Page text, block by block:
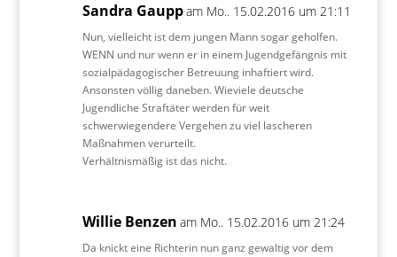
Sandra Gauppam Mo.. 15.02.2016 um 21:11
Nun, vielleicht ist dem jungen Mann sogar geholfen.
WENN und nur wenn er in einem Jugendgefängnis mit
sozialpädagogischer Betreuung inhaftiert wird.
Ansonsten völlig daneben. Wieviele deutsche
Jugendliche Straftäter werden für weit
schwerwiegendere Vergehen zu viel lascheren
Maßnahmen verurteilt.
Verhältnismäßig ist das nicht.
Willie Benzen am Mo.. 15.02.2016 um 21:24
Da knickt eine Richterin nun ganz gewaltig vor dem